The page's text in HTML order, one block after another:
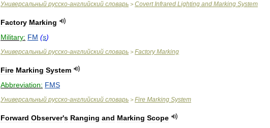
Универсальный русско-английский словарь > Covert Infrared Lighting and Marking System
Factory Marking
Military: FM (s)
Универсальный русско-английский словарь > Factory Marking
Fire Marking System
Abbreviation: FMS
Универсальный русско-английский словарь > Fire Marking System
Forward Observer's Ranging and Marking Scope